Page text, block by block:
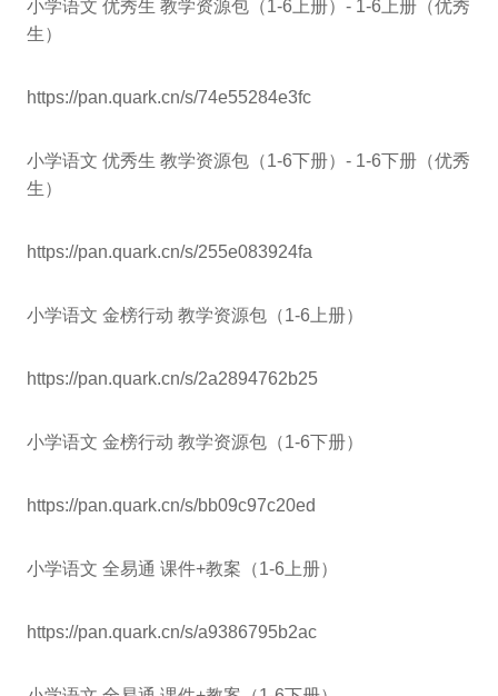
小学语文 优秀生 教学资源包（1-6上册）- 1-6上册（优秀
生）
https://pan.quark.cn/s/74e55284e3fc
小学语文 优秀生 教学资源包（1-6下册）- 1-6下册（优秀
生）
https://pan.quark.cn/s/255e083924fa
小学语文 金榜行动 教学资源包（1-6上册）
https://pan.quark.cn/s/2a2894762b25
小学语文 金榜行动 教学资源包（1-6下册）
https://pan.quark.cn/s/bb09c97c20ed
小学语文 全易通 课件+教案（1-6上册）
https://pan.quark.cn/s/a9386795b2ac